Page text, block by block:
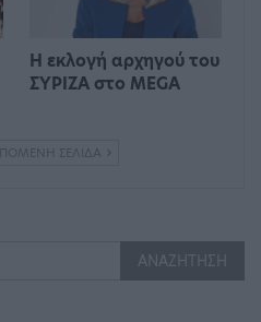
Η εκλογή αρχηγού του
ΣΥΡΙΖΑ στο MEGA
ΕΠΌΜΕΝΗ ΣΕΛΊΔΑ